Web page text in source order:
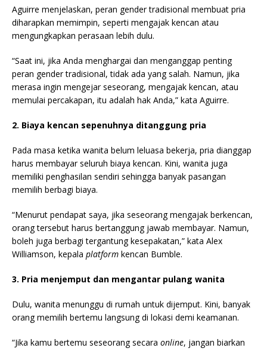
Aguirre menjelaskan, peran gender tradisional membuat pria
diharapkan memimpin, seperti mengajak kencan atau
mengungkapkan perasaan lebih dulu.
“Saat ini, jika Anda menghargai dan menganggap penting
peran gender tradisional, tidak ada yang salah. Namun, jika
merasa ingin mengejar seseorang, mengajak kencan, atau
memulai percakapan, itu adalah hak Anda,” kata Aguirre.
2. Biaya kencan sepenuhnya ditanggung pria
Pada masa ketika wanita belum leluasa bekerja, pria dianggap
harus membayar seluruh biaya kencan. Kini, wanita juga
memiliki penghasilan sendiri sehingga banyak pasangan
memilih berbagi biaya.
“Menurut pendapat saya, jika seseorang mengajak berkencan,
orang tersebut harus bertanggung jawab membayar. Namun,
boleh juga berbagi tergantung kesepakatan,” kata Alex
Williamson, kepala platform kencan Bumble.
3. Pria menjemput dan mengantar pulang wanita
Dulu, wanita menunggu di rumah untuk dijemput. Kini, banyak
orang memilih bertemu langsung di lokasi demi keamanan.
“Jika kamu bertemu seseorang secara online, jangan biarkan